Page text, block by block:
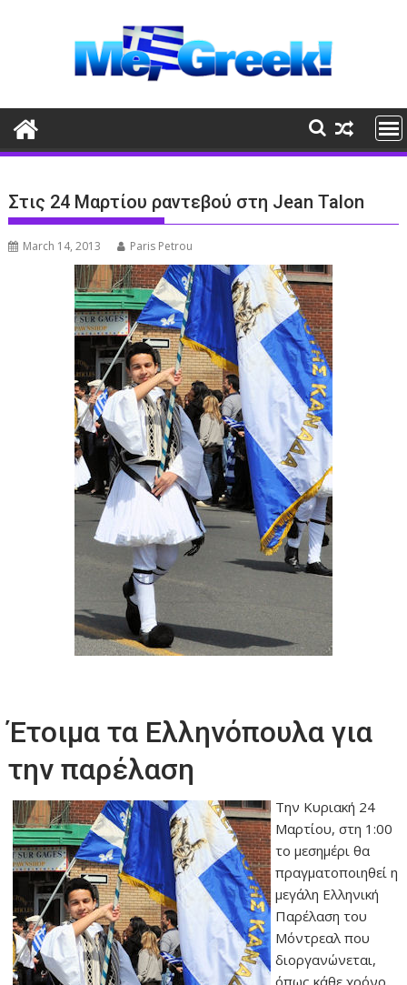
Στις 24 Μαρτίου ραντεβού στη Jean Talon
March 14, 2013 Paris Petrou
Έτοιμα τα Ελληνόπουλα για
την παρέλαση
Την Κυριακή 24
Μαρτίου, στη 1:00
το μεσημέρι θα
πραγματοποιηθεί η
μεγάλη Ελληνική
Παρέλαση του
Μόντρεαλ που
διοργανώνεται,
όπως κάθε χρόνο,